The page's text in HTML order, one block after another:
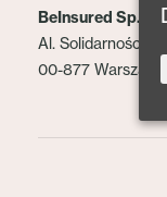
BeInsured Sp. z
Al. Solidarności
00-877 Warszawa